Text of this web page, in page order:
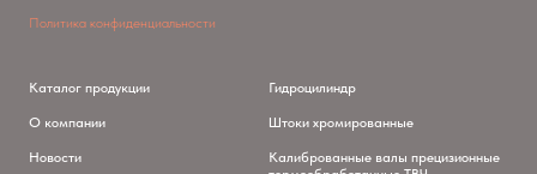
Политика конфиденциальности
Каталог продукции
О компании
Новости
Гидроцилиндр
Штоки хромированные
Калиброванные валы прецизионные